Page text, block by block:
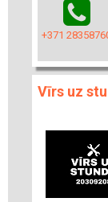
+371
Vīrs uz